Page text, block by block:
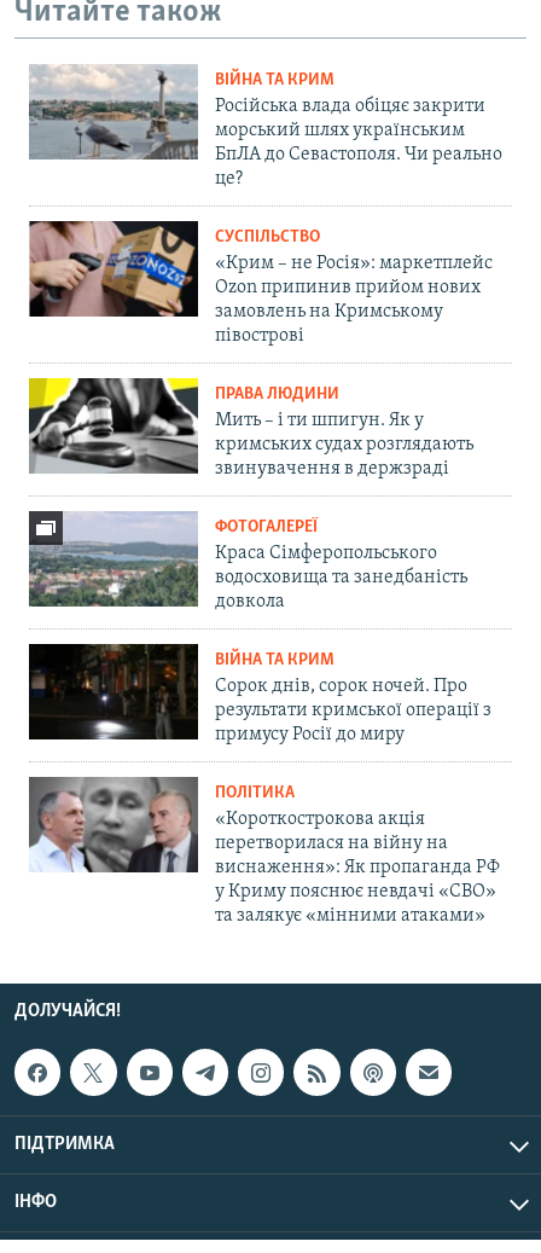
Читайте також
ВІЙНА ТА КРИМ
Російська влада обіцяє закрити
морський шлях українським
БпЛА до Севастополя. Чи реально
це?
СУСПІЛЬСТВО
«Крим – не Росія»: маркетплейс
Ozon припинив прийом нових
замовлень на Кримському
півострові
ПРАВА ЛЮДИНИ
Мить – і ти шпигун. Як у
кримських судах розглядають
звинувачення в держзраді
ФОТОГАЛЕРЕЇ
Краса Сімферопольського
водосховища та занедбаність
довкола
ВІЙНА ТА КРИМ
Сорок днів, сорок ночей. Про
результати кримської операції з
примусу Росії до миру
ПОЛІТИКА
«Короткострокова акція
перетворилася на війну на
виснаження»: Як пропаганда РФ
у Криму пояснює невдачі «СВО»
та залякує «мінними атаками»
ДОЛУЧАЙСЯ!
ПІДТРИМКА
ІНФО